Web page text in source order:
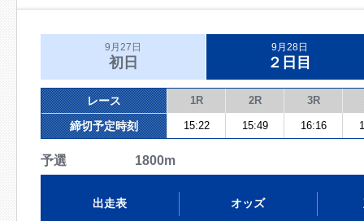
9月27日
初日
9月28日
２日目
レース 1R 2R 3R
締切予定時刻 15:22 15:49 16:16
予選 1800m
出走表 オッズ